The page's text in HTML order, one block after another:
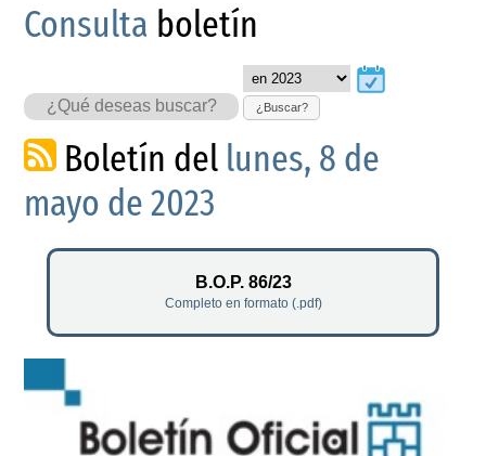
Consulta boletín
¿Buscar?
Boletín del lunes, 8 de
mayo de 2023
B.O.P. 86/23
Completo en formato (.pdf)